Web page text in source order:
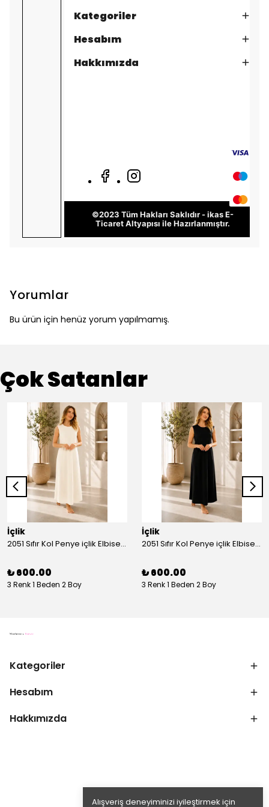
Alışveriş deneyiminizi iyileştirmek için
Kategoriler
Hesabım
Hakkımızda
©2023 Tüm Hakları Saklıdır - ikas E-
TicaretAltyapısı ile Hazırlanmıştır.
Yorumlar
Bu ürün için henüz yorum yapılmamış.
Çok Satanlar
İçlik
2051 Sıfır Kol Penye içlik Elbise - Ekru
₺ 600.00
3 Renk 1 Beden 2 Boy
İçlik
2051 Sıfır Kol Penye içlik Elbise - Siyah
₺ 600.00
3 Renk 1 Beden 2 Boy
Kategoriler
Hesabım
Hakkımızda